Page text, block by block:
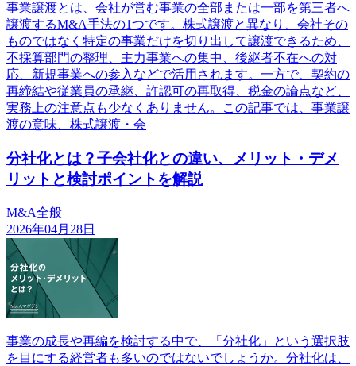
事業譲渡とは、会社が営む事業の全部または一部を第三者へ
譲渡するM&A手法の1つです。株式譲渡と異なり、会社その
ものではなく特定の事業だけを切り出して譲渡できるため、
不採算部門の整理、主力事業への集中、後継者不在への対
応、新規事業への参入などで活用されます。一方で、契約の
再締結や従業員の承継、許認可の再取得、税金の論点など、
実務上の注意点も少なくありません。この記事では、事業譲
渡の意味、株式譲渡・会
分社化とは？子会社化との違い、メリット・デメ
リットと検討ポイントを解説
M&A全般
2026年04月28日
事業の成長や再編を検討する中で、「分社化」という選択肢
を目にする経営者も多いのではないでしょうか。分社化は、